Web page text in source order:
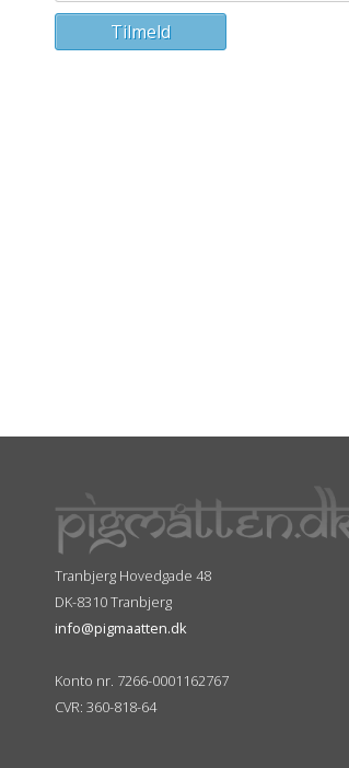
Tranbjerg Hovedgade 48
DK-8310 Tranbjerg
info@pigmaatten.dk
Konto nr. 7266-0001162767
CVR: 360-818-64